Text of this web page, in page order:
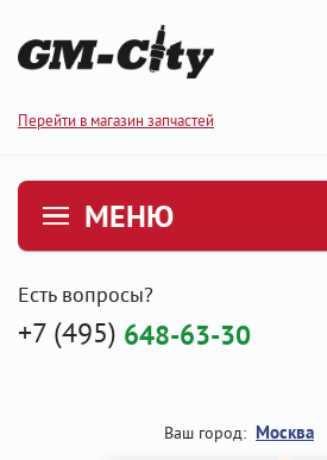
Перейти в магазин запчастей
МЕНЮ
Есть вопросы?
+7 (495) 648-63-30
Ваш город: Москва